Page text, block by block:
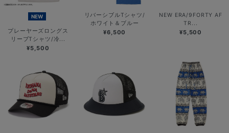
NEW
プレーヤーズロングス
リーブTシャツ/冷...
¥5,500
リバーシブルTシャツ/
ホワイト＆ブルー
¥6,500
NEW ERA/9FORTY AF
TR...
¥5,500